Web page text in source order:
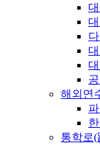
해외연
통학로